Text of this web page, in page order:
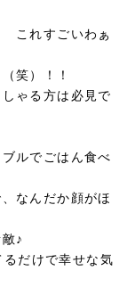
これすごいわぁ
笑）！！
ゃる方は必見で
ルでごはん食べ
なんだか顔がほ
♪
だけで幸せな気